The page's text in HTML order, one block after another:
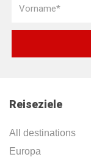
Reiseziele
All destinations
Europa